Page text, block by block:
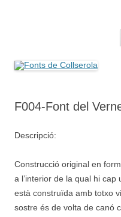
F004-Font del
Descripció:
Construcció original en
a l’interior de la qual hi cap
està construïda amb totxo
sostre és de volta de canó